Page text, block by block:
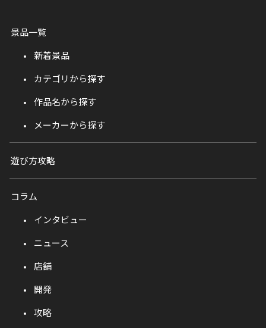
景品一覧
新着景品
カテゴリから探す
作品名から探す
メーカーから探す
遊び方攻略
コラム
インタビュー
ニュース
店舗
開発
攻略